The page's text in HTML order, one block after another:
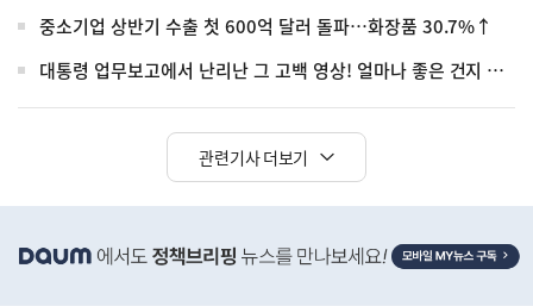
중소기업 상반기 수출 첫 600억 달러 돌파…화장품 30.7%↑
대통령 업무보고에서 난리난 그 고백 영상! 얼마나 좋은 건지 김도 안 옴
관련기사 더보기
단